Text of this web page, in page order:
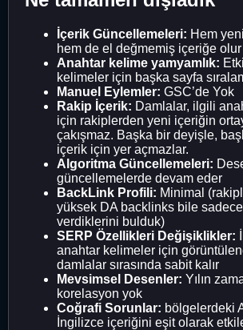
İçerik Güncellemeleri: Hem
hem de el değmemiş içeriğe olur
Anahtar kelime yamyamlık:
kelimeler için başka sayfa
Manuel Eylemler: GSC’de Yok
Rakip İçerik: Damlalar, ilgili
için rakiplerden yeni içeriğin
çakışmaz. Başka bir deyişle,
içerik için yer açmazlar.
Algoritma Güncellemeleri:
güncellemelerde devam eder
BackLink Profili: Minimal
yüksek DA backlinks bile
verdiklerini bulduk)
SERP Özellikleri Değişiklikler:
anahtar kelimeler için
damlalar sırasında sabit kalır
Mevsimsel Desenler: Yılın
korelasyon yok
Coğrafi Sorunlar: bölgelerdeki
İngilizce içeriğini eşit olarak